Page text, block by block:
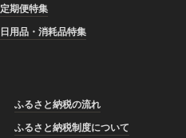
定期便特集
日用品・消耗品特集
ふるさと納税の流れ
ふるさと納税制度について